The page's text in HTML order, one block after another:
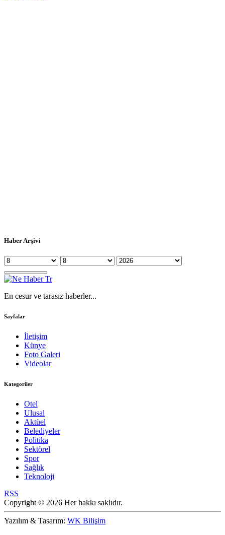
Haber Arşivi
En cesur ve tarasız haberler...
Sayfalar
İletişim
Künye
Foto Galeri
Videolar
Kategoriler
Otel
Ulusal
Aktüel
Belediyeler
Politika
Sektörel
Spor
Sağlık
Teknoloji
RSS
Copyright © 2026 Her hakkı saklıdır.
Yazılım & Tasarım: WK Bilişim